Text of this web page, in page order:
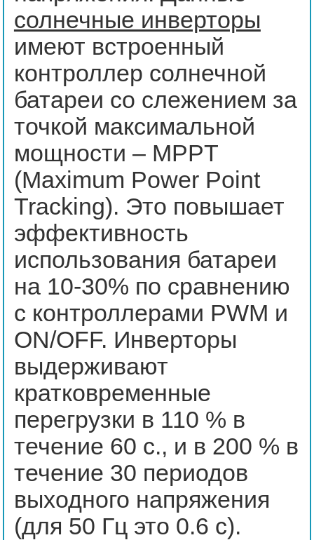
солнечные инверторы
имеют встроенный
контроллер солнечной
батареи со слежением за
точкой максимальной
мощности – MPPT
(Maximum Power Point
Tracking). Это повышает
эффективность
использования батареи
на 10-30% по сравнению
с контроллерами PWM и
ON/OFF. Инверторы
выдерживают
кратковременные
перегрузки в 110 % в
течение 60 с., и в 200 % в
течение 30 периодов
выходного напряжения
(для 50 Гц это 0.6 с).